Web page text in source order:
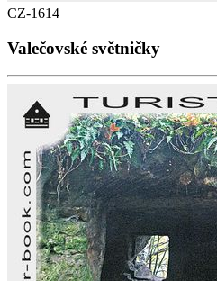
CZ-1614
Valečovské světničky